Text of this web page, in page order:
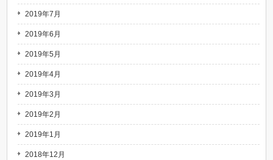
2019年7月
2019年6月
2019年5月
2019年4月
2019年3月
2019年2月
2019年1月
2018年12月